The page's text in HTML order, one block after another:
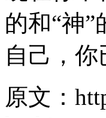
的和“神”
自己，
原文：